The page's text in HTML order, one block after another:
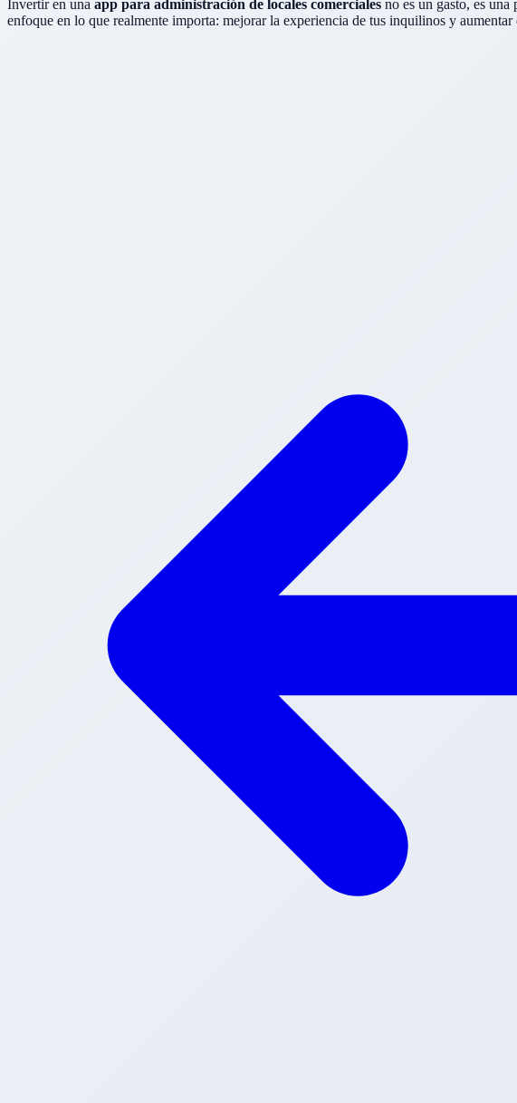
Invertir en una app para administración de locales comerciales no es un gasto, es
enfoque en lo que realmente importa: mejorar la experiencia de tus inquilinos y